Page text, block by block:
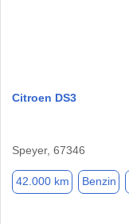
Citroen DS3
Speyer, 67346
42.000 km Benzin